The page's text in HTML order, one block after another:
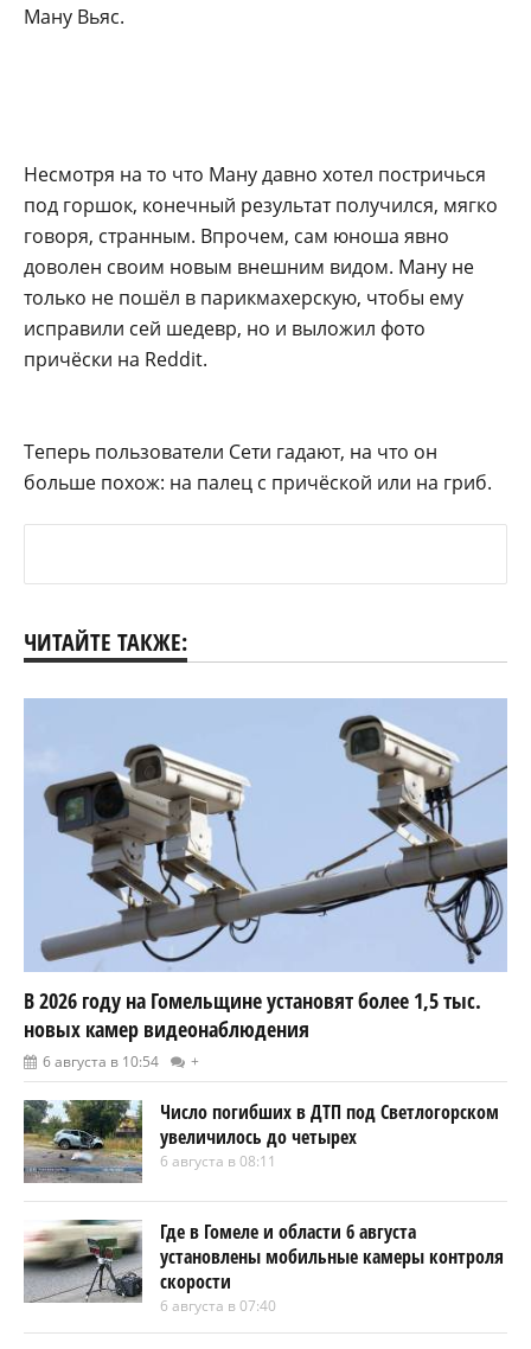
Ману Вьяс.
Несмотря на то что Ману давно хотел постричься
под горшок, конечный результат получился, мягко
говоря, странным. Впрочем, сам юноша явно
доволен своим новым внешним видом. Ману не
только не пошёл в парикмахерскую, чтобы ему
исправили сей шедевр, но и выложил фото
причёски на Reddit.
Теперь пользователи Сети гадают, на что он
больше похож: на палец с причёской или на гриб.
ЧИТАЙТЕ ТАКЖЕ:
В 2026 году на Гомельщине установят более 1,5 тыс.
новых камер видеонаблюдения
6 августа в 10:54 +
Число погибших в ДТП под Светлогорском
увеличилось до четырех
6 августа в 08:11
Где в Гомеле и области 6 августа
установлены мобильные камеры контроля
скорости
6 августа в 07:40